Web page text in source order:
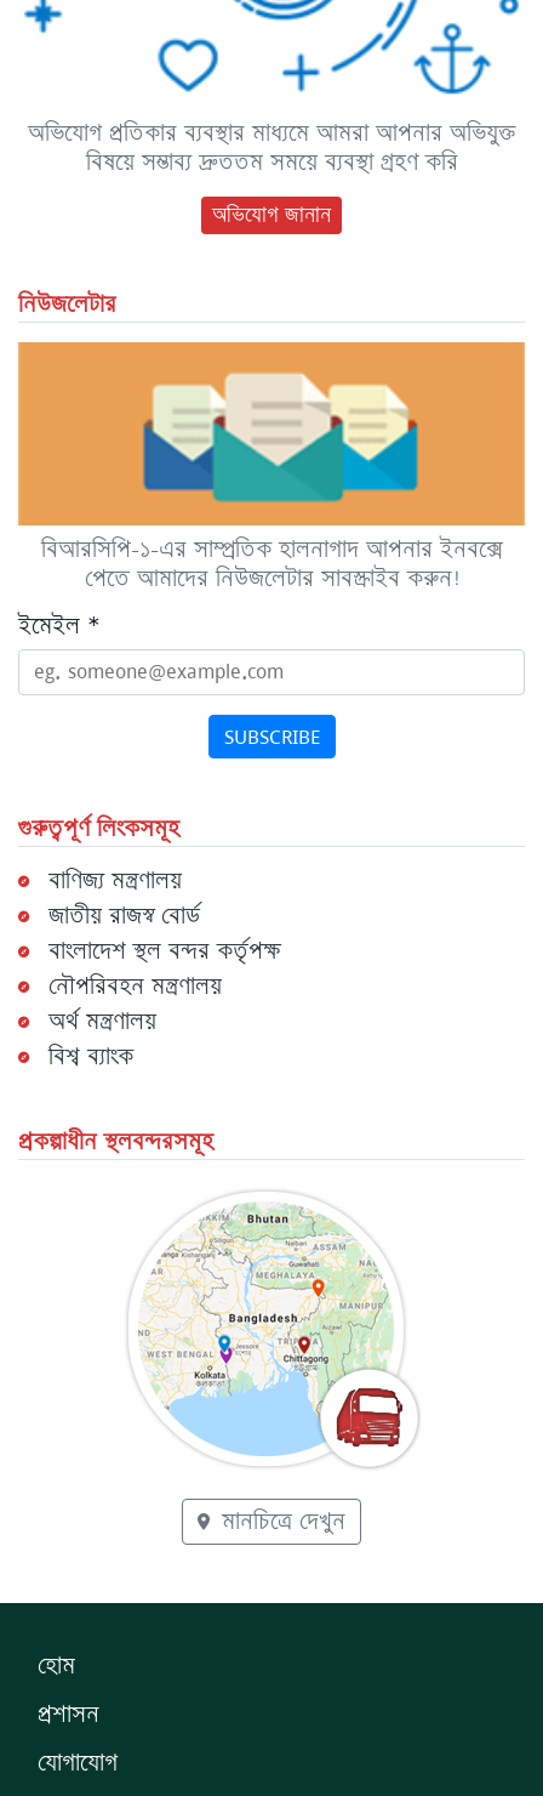
অভিযোগ প্রতিকার ব্যবস্থার মাধ্যমে আমরা আপনার অভিযুক্ত
বিষয়ে সম্ভাব্য দ্রুততম সময়ে ব্যবস্থা গ্রহণ করি
অভিযোগ জানান
নিউজলেটার
বিআরসিপি-১-এর সাম্প্রতিক হালনাগাদ আপনার ইনবক্সে
পেতে আমাদের নিউজলেটার সাবস্ক্রাইব করুন!
ইমেইল *
SUBSCRIBE
গুরুত্বপূর্ণ লিংকসমূহ
বাণিজ্য মন্ত্রণালয়
জাতীয় রাজস্ব বোর্ড
বাংলাদেশ স্থল বন্দর কর্তৃপক্ষ
নৌপরিবহন মন্ত্রণালয়
অর্থ মন্ত্রণালয়
বিশ্ব ব্যাংক
প্রকল্পাধীন স্থলবন্দরসমূহ
মানচিত্রে দেখুন
হোম
প্রশাসন
যোগাযোগ